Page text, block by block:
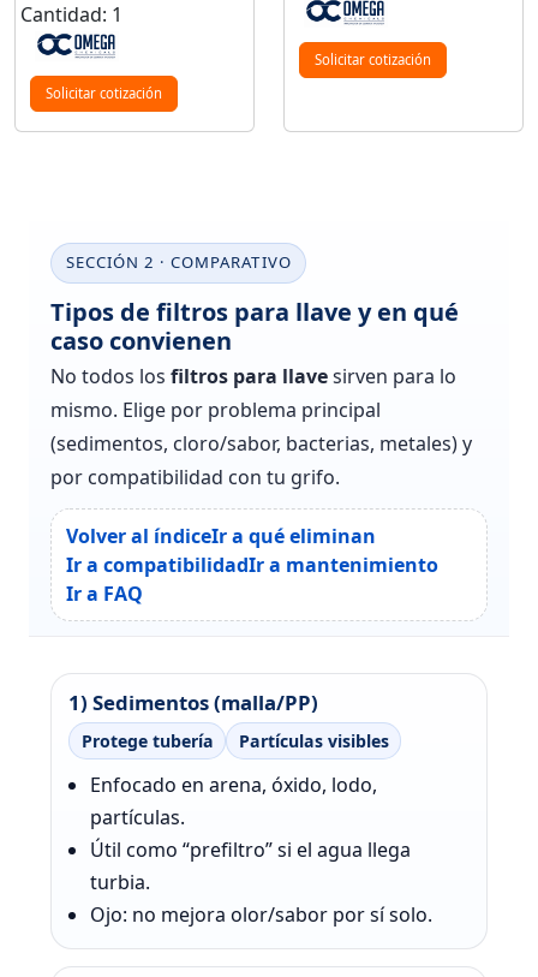
Cantidad: 1
Solicitar cotización
Solicitar cotización
SECCIÓN 2 · COMPARATIVO
Tipos de filtros para llave y en qué
caso convienen
No todos los filtros para llavesirven para lo
mismo. Elige por problema principal
(sedimentos, cloro/sabor, bacterias, metales) y
por compatibilidad con tu grifo.
Volver al índiceIr a qué eliminan
Ir a compatibilidadIr a mantenimiento
Ir a FAQ
1) Sedimentos (malla/PP)
Protege tubería Partículas visibles
Enfocado en arena, óxido, lodo,
partículas.
Útil como “prefiltro” si el agua llega
turbia.
Ojo: no mejora olor/sabor por sí solo.